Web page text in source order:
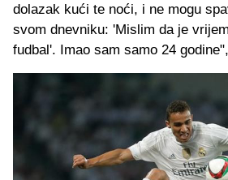
dolazak kući te noći, i ne mogu
svom dnevniku: 'Mislim da je
fudbal'. Imao sam samo 24